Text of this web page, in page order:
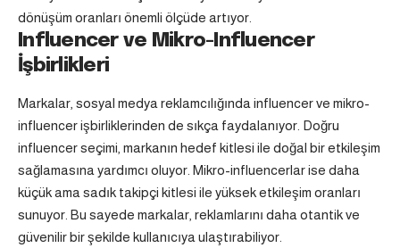
dönüşüm oranları önemli ölçüde artıyor.
Influencer ve Mikro-Influencer
İşbirlikleri
Markalar, sosyal medya reklamcılığında influencer ve mikro-
influencer işbirliklerinden de sıkça faydalanıyor. Doğru
influencer seçimi, markanın hedef kitlesi ile doğal bir etkileşim
sağlamasına yardımcı oluyor. Mikro-influencerlar ise daha
küçük ama sadık takipçi kitlesi ile yüksek etkileşim oranları
sunuyor. Bu sayede markalar, reklamlarını daha otantik ve
güvenilir bir şekilde kullanıcıya ulaştırabiliyor.